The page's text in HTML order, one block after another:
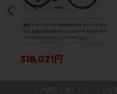
美品 キャノンデール CANNONDALE キャド13 CAA
D 13 12速 ULTEGRA Di2 リムブレーキ 2021年 ロー
ドバイク 51サイズ ニュークリアイエロー
318,021円